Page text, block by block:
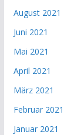
August 2021
Juni 2021
Mai 2021
April 2021
März 2021
Februar 2021
Januar 2021